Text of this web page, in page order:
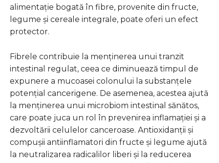
alimentație bogată în fibre, provenite din fructe,
legume și cereale integrale, poate oferi un efect
protector.
Fibrele contribuie la menținerea unui tranzit
intestinal regulat, ceea ce diminuează timpul de
expunere a mucoasei colonului la substanțele
potențial cancerigene. De asemenea, acestea ajută
la menținerea unui microbiom intestinal sănătos,
care poate juca un rol în prevenirea inflamației și a
dezvoltării celulelor canceroase. Antioxidanții și
compușii antiinflamatori din fructe și legume ajută
la neutralizarea radicalilor liberi și la reducerea